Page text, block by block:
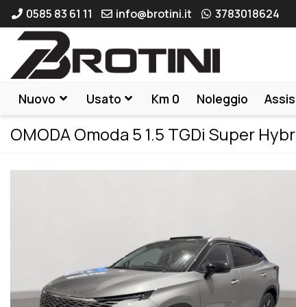
0585 83 61 11 info@brotini.it 3783018624
Nuovo Usato Km 0 Noleggio
OMODA Omoda 5 1.5 TGDi Super